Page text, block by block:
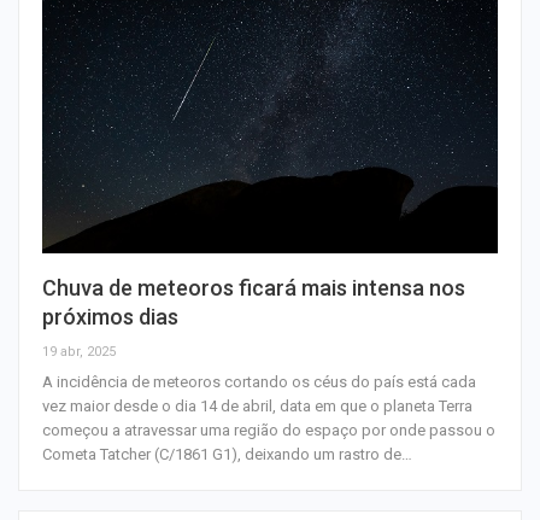
Chuva de meteoros ficará mais intensa nos
próximos dias
19 abr, 2025
A incidência de meteoros cortando os céus do país está cada
vez maior desde o dia 14 de abril, data em que o planeta Terra
começou a atravessar uma região do espaço por onde passou o
Cometa Tatcher (C/1861 G1), deixando um rastro de…